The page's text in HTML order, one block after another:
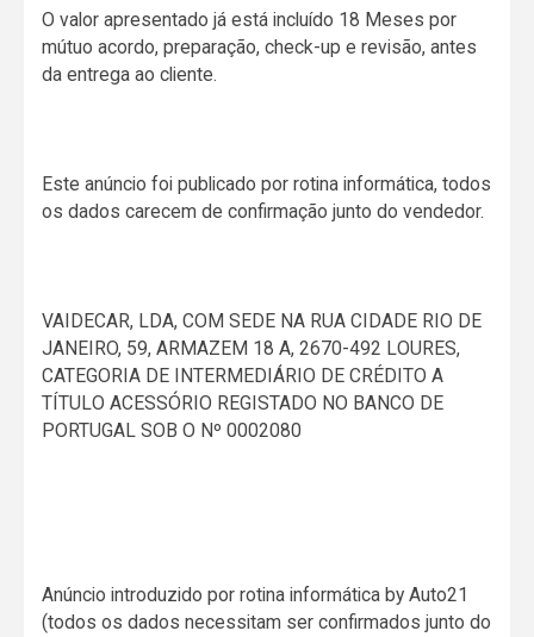
O valor apresentado já está incluído 18 Meses por
mútuo acordo, preparação, check-up e revisão, antes
da entrega ao cliente.
Este anúncio foi publicado por rotina informática, todos
os dados carecem de confirmação junto do vendedor.
VAIDECAR, LDA, COM SEDE NA RUA CIDADE RIO DE
JANEIRO, 59, ARMAZEM 18 A, 2670-492 LOURES,
CATEGORIA DE INTERMEDIÁRIO DE CRÉDITO A
TÍTULO ACESSÓRIO REGISTADO NO BANCO DE
PORTUGAL SOB O Nº 0002080
Anúncio introduzido por rotina informática by Auto21
(todos os dados necessitam ser confirmados junto do